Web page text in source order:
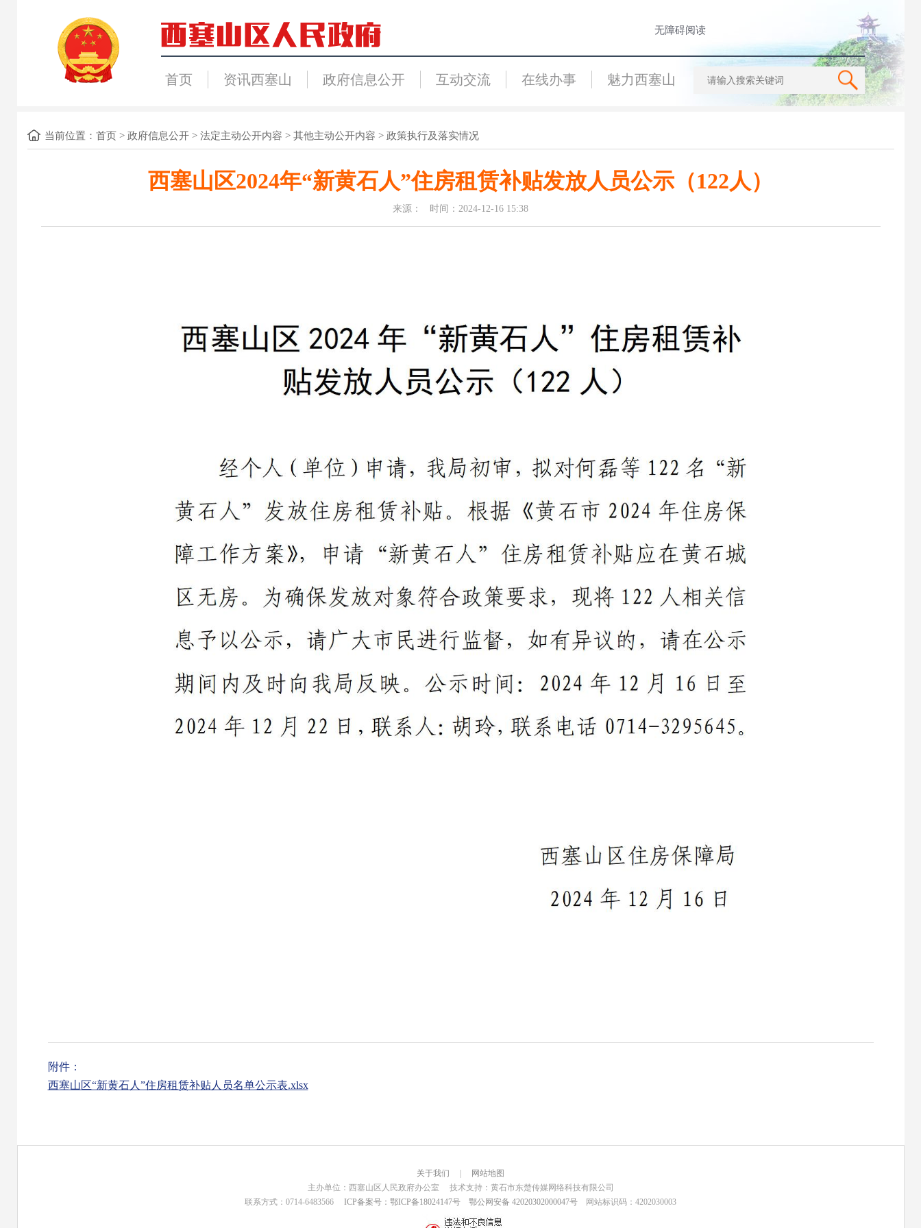
无障碍阅读
首页 资讯西塞山 政府信息公开 互动交流 在线办事 魅力西塞山
当前位置： 首页> 政府信息公开> 法定主动公开内容 > 其他主动公开内容 > 政策执行及落实情况
西塞山区2024年“新黄石人”住房租赁补贴发放人员公示（122人）
来源： 时间：2024-12-16 15:38
附件：
西塞山区“新黄石人”住房租赁补贴人员名单公示表.xlsx
关于我们
网站地图
主办单位：西塞山区人民政府办公室 技术支持：黄石市东楚传媒网络科技有限公司
联系方式：0714-6483566 ICP备案号：鄂ICP备18024147号 鄂公网安备 42020302000047号 网站标识码：4202030003